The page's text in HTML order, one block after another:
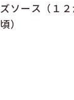
ソース（１
）